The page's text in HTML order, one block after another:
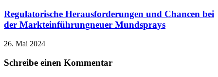
Regulatorische Herausforderungen und Chancen bei
der Markteinführungneuer Mundsprays
26. Mai 2024
Schreibe einen Kommentar